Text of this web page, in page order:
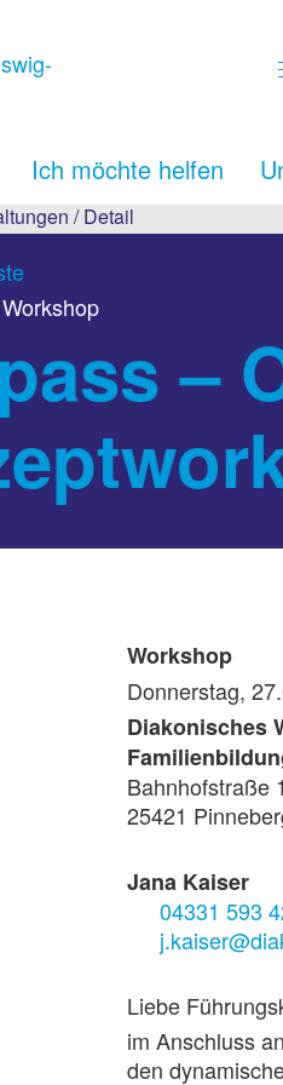
Ich möchte helfen
/Detail
Workshop
–
Workshop
Donnerstag,
Diakonisches
Bahnhofstraße
25421
Jana Kaiser
04331 593
Liebe
im Anschluss
den